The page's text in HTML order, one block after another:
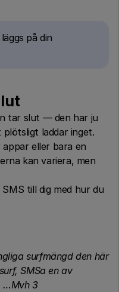
på din
tar slut — den har ju
laddar inget.
eller bara en
kan variera, men
till dig med hur du
surfmängd den här
SMSa en av
…Mvh 3